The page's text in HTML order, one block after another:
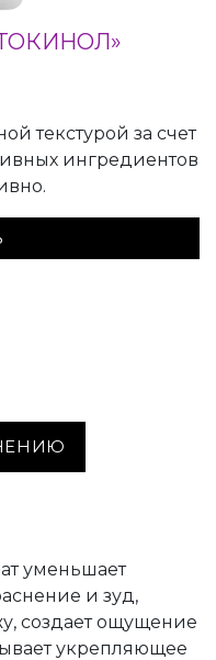
текстурой за счет
ингредиентов
уменьшает
и зуд,
создает ощущение
укрепляющее